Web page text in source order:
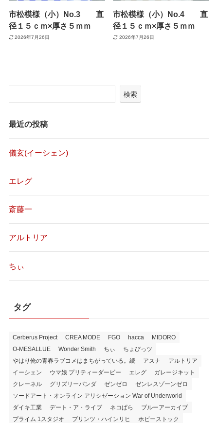
市松模様（小）No.3 直
径１５ｃｍ×厚さ５ｍｍ
2026年7月26日
市松模様（小）No.4 直
径１５ｃｍ×厚さ５ｍｍ
2026年7月26日
検索
最近の投稿
儀玄(イーシェン)
エレグ
斎藤一
アルトリア
ちぃ
タグ
Cerberus Project CREA MODE FGO hacca
MIDORO
O-MESALLUE
Wonder Smith ちぃ
ちょびっツ
やはり俺の青春ラブコメはまちがっている。続
アスナ
アルトリア
イーシェン
ウマ娘 プリティーダービー エレグ
ガレージキット
クレーネル
グリズリーパンダ ゼンゼロ
ゼンレスゾーンゼロ
ソードアート・オンライン アリシゼーション War of Underworld
ダイキ工業
デート・ア・ライブ ネコぱら
ブルーアーカイブ
プライム 1スタジオ
プリンツ・ハインリヒ
ホビーストック